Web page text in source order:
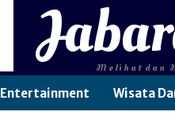
Melihat dan
Entertainment Wisata